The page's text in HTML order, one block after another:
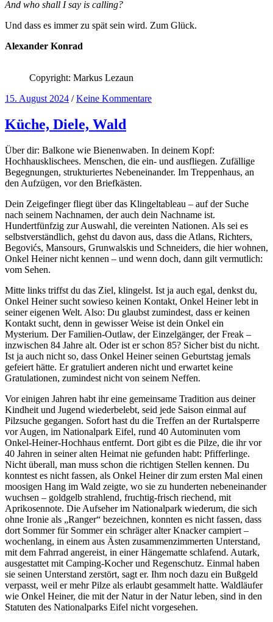
And who shall I say is calling?
Und dass es immer zu spät sein wird. Zum Glück.
Alexander Konrad
Copyright: Markus Lezaun
15. August 2024 / Keine Kommentare
Küche, Diele, Wald
Über dir: Balkone wie Bienenwaben. In deinem Kopf:
Hochhausklischees. Menschen, die ein- und ausfliegen. Zufällige
Begegnungen, strukturiertes Nebeneinander. Im Treppenhaus, an
den Aufzügen, vor den Briefkästen.
Dein Zeigefinger fliegt über das Klingeltableau – auf der Suche
nach seinem Nachnamen, der auch dein Nachname ist.
Hundertfünfzig zur Auswahl, die vereinten Nationen. Als sei es
selbstverständlich, gehst du davon aus, dass die Atlans, Richters,
Begovićs, Mansours, Grunwalskis und Schneiders, die hier wohnen,
Onkel Heiner nicht kennen – und wenn doch, dann gilt vermutlich:
vom Sehen.
Mitte links triffst du das Ziel, klingelst. Ist ja auch egal, denkst du,
Onkel Heiner sucht sowieso keinen Kontakt, Onkel Heiner lebt in
seiner eigenen Welt. Also: Du glaubst zumindest, dass er keinen
Kontakt sucht, denn in gewisser Weise ist dein Onkel ein
Mysterium. Der Familien-Outlaw, der Einzelgänger, der Freak –
inzwischen 84 Jahre alt. Oder ist er schon 85? Sicher bist du nicht.
Ist ja auch nicht so, dass Onkel Heiner seinen Geburtstag jemals
gefeiert hätte. Er gratuliert anderen nicht und erwartet keine
Gratulationen, zumindest nicht von seinem Neffen.
Vor einigen Jahren habt ihr eine gemeinsame Tradition aus deiner
Kindheit und Jugend wiederbelebt, seid jede Saison einmal auf
Pilzsuche gegangen. Sofort hast du die Treffen an der Rurtalsperre
vor Augen, im Nationalpark Eifel, rund 40 Autominuten vom
Onkel-Heiner-Hochhaus entfernt. Dort gibt es die Pilze, die ihr vor
40 Jahren in seiner alten Heimat nie gefunden habt: Pfifferlinge.
Nicht überall, man muss schon die richtigen Stellen kennen. Du
konntest es nicht fassen, als Onkel Heiner dir zum ersten Mal einen
moosigen Hang im Wald zeigte, wo sie zu hunderten nebeneinander
wuchsen – goldgelb strahlend, fruchtig-frisch riechend, mit
Aprikosennote. Die Aufseher im Nationalpark wiederum, die sich
ohne Ironie als „Ranger“ bezeichnen, konnten es nicht fassen, dass
dort Sommer für Sommer ein schräger alter Knacker campiert –
wochenlang, in einem aus Ästen zusammenzimmerten Unterstand,
mit dem Fahrrad angereist, in einer Hängematte schlafend. Autark,
ausgestattet mit Camping-Kocher und Regenschutz. Einmal haben
sie seinen Unterstand zerstört, sagt er. Ihm noch dazu ein Bußgeld
verpasst, weil er mehr Pilze als erlaubt gesammelt hatte. Waldläufer
wie Onkel Heiner, die mit der Natur in der Natur leben, sind in den
Statuten des Nationalparks Eifel nicht vorgesehen.